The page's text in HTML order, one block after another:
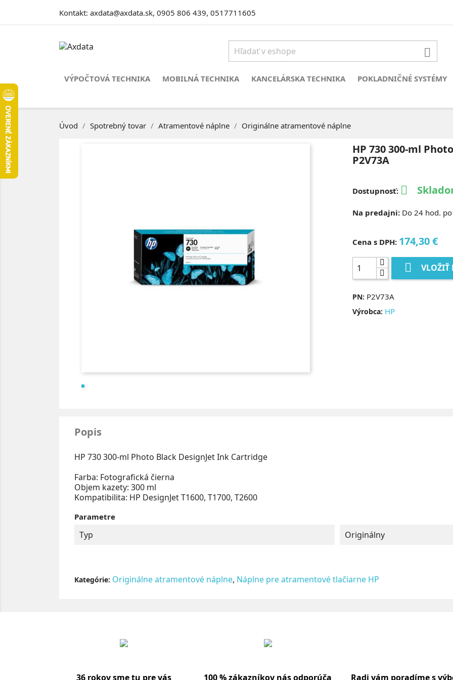
Kontakt: axdata@axdata.sk, 0905 806 439, 0517711605

VÝPOČTOVÁ TECHNIKA MOBILNÁ TECHNIKA KANCELÁRSKA TECHNIKA POKLADNIČNÉ SYSTÉMY
Úvod Spotrebný tovar Atramentové náplne Originálne atramentové náplne
HP 730 300-ml
P2V73A
Dostupnosť: 
Na predajni: Do 24 hod.
Cena s DPH: 174,30 €
 VLOŽIŤ
PN: P2V73A
Výrobca: HP
Popis
HP 730 300-ml Photo Black DesignJet Ink Cartridge
Farba: Fotografická čierna
Objem kazety: 300 ml
Kompatibilita: HP DesignJet T1600, T1700, T2600
Parametre
Typ Originálny
Kategórie: Originálne atramentové náplne, Náplne pre atramentové tlačiarne HP
36 rokov sme tu pre vás 100 % zákazníkov nás odporúča Radi vám poradíme s